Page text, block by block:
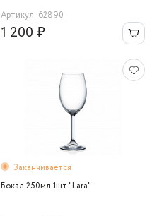
Артикул: 62890
1 200 ₽
Заканчивается
Бокал 250мл.1шт."Lara"